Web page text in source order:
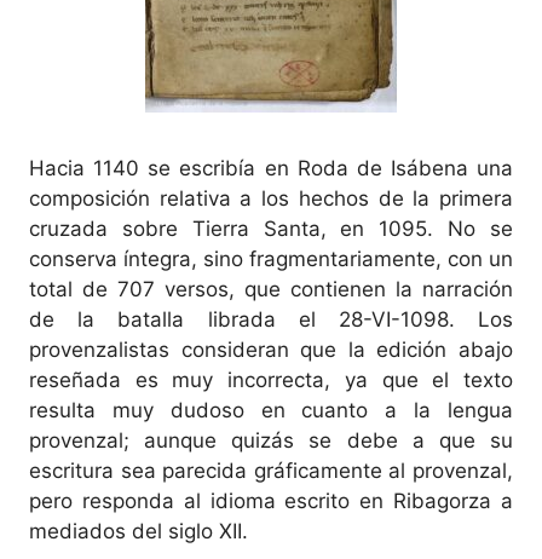
Hacia 1140 se escribía en Roda de Isábena una
composición relativa a los hechos de la primera
cruzada sobre Tierra Santa, en 1095. No se
conserva íntegra, sino fragmentariamente, con un
total de 707 versos, que contienen la narración
de la batalla librada el 28-VI-1098. Los
provenzalistas consideran que la edición abajo
reseñada es muy incorrecta, ya que el texto
resulta muy dudoso en cuanto a la lengua
provenzal; aunque quizás se debe a que su
escritura sea parecida gráficamente al provenzal,
pero responda al idioma escrito en Ribagorza a
mediados del siglo XII.